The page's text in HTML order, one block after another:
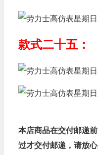
款式二十五：
本店商品在交付邮递
过才交付邮递，请放心